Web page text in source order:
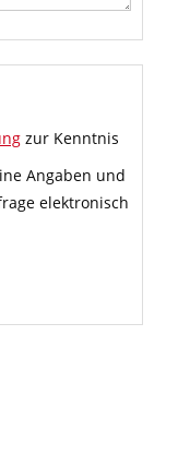
zur Kenntnis
Angaben und
elektronisch